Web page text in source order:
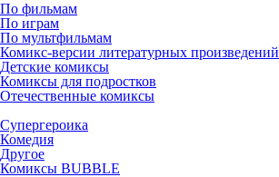
По фильмам
По играм
По мультфильмам
Комикс-версии литературных произведений
Детские комиксы
Комиксы для подростков
Отечественные комиксы
Супергероика
Комедия
Другое
Комиксы BUBBLE